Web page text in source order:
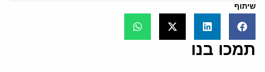
שיתוף
תמכו בנו